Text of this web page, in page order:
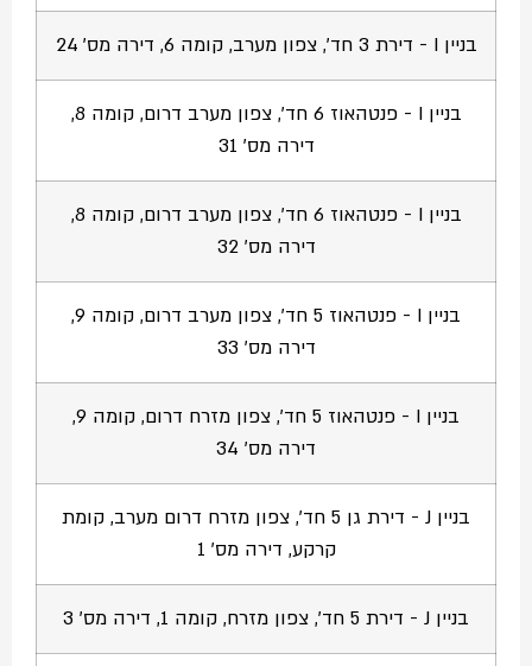
בניין I - דירת 3 חד', צפון מערב, קומה 6, דירה מס' 24
בניין I - פנטהאוז 6 חד', צפון מערב דרום, קומה 8,
דירה מס' 31
בניין I - פנטהאוז 6 חד', צפון מערב דרום, קומה 8,
דירה מס' 32
בניין I - פנטהאוז 5 חד', צפון מערב דרום, קומה 9,
דירה מס' 33
בניין I - פנטהאוז 5 חד', צפון מזרח דרום, קומה 9,
דירה מס' 34
בניין J - דירת גן 5 חד', צפון מזרח דרום מערב, קומת
קרקע, דירה מס' 1
בניין J - דירת 5 חד', צפון מזרח, קומה 1, דירה מס' 3